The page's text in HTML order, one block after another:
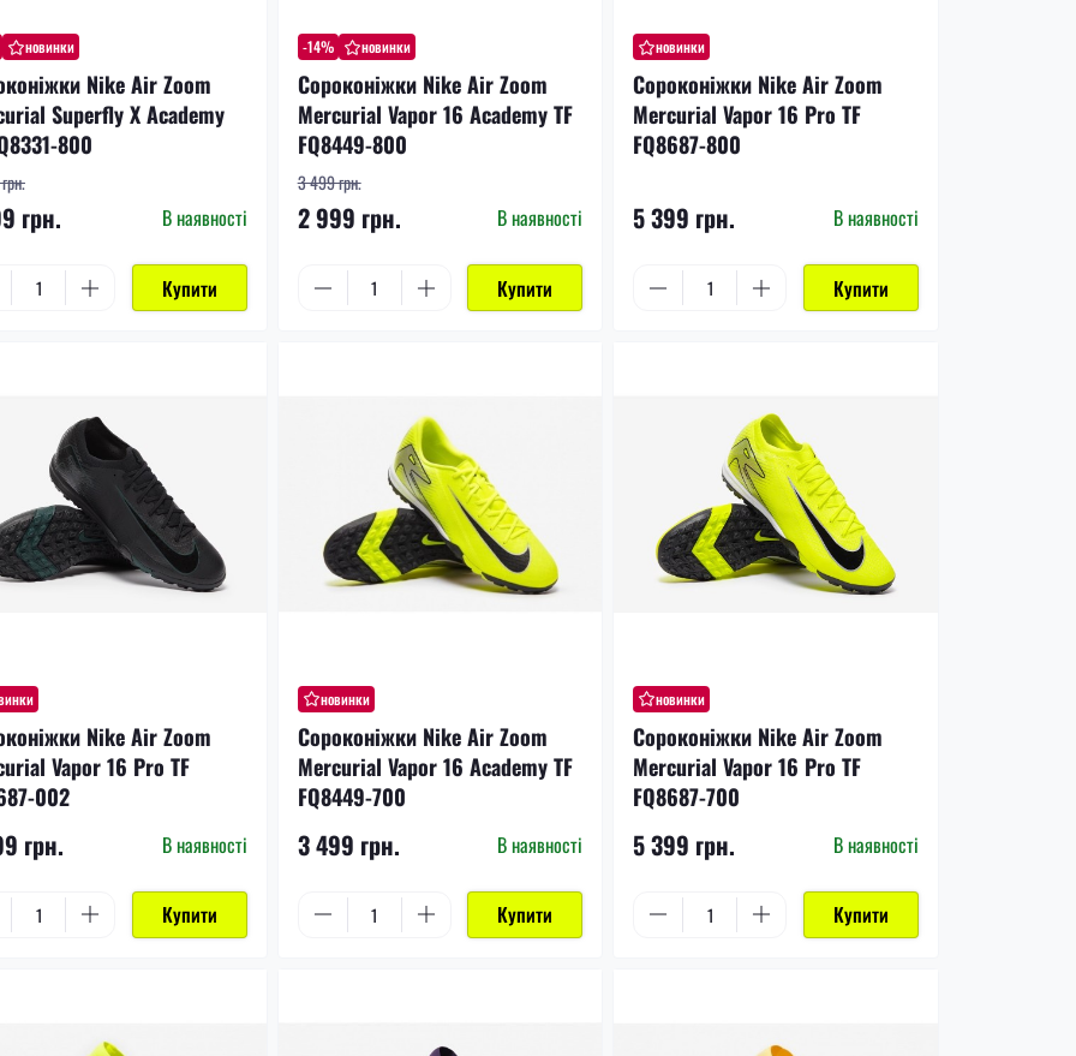
новинки
Nike Air Zoom
Superfly X Academy
800
грн. В наявності
Купити
-14% новинки
Сороконіжки Nike Air Zoom
Mercurial Vapor 16 Academy TF
FQ8449-800
3 499 грн.
2 999 грн. В наявності
Купити
новинки
Сороконіжки Nike Air Zoom
Mercurial Vapor 16 Pro TF
FQ8687-800
5 399 грн. В наявності
Купити
Nike Air Zoom
Vapor 16 Pro TF
002
грн. В наявності
Купити
новинки
Сороконіжки Nike Air Zoom
Mercurial Vapor 16 Academy TF
FQ8449-700
3 499 грн. В наявності
Купити
новинки
Сороконіжки Nike Air Zoom
Mercurial Vapor 16 Pro TF
FQ8687-700
5 399 грн. В наявності
Купити